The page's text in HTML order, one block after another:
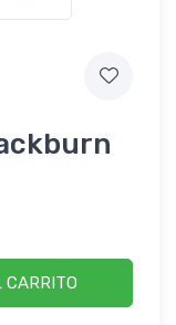
CARRITO